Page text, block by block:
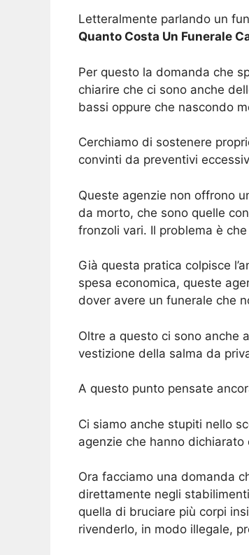
Letteralmente parlando un
Quanto Costa Un Funerale
Per questo la domanda che
chiarire che ci sono anche
bassi oppure che nascondo
Cerchiamo di sostenere
convinti da preventivi
Queste agenzie non offrono
da morto, che sono quelle
fronzoli vari. Il problema è
Già questa pratica colpisce
spesa economica, queste
dover avere un funerale che
Oltre a questo ci sono anche
vestizione della salma da
A questo punto pensate
Ci siamo anche stupiti nello
agenzie che hanno
Ora facciamo una domanda
direttamente negli
quella di bruciare più corpi
rivenderlo, in modo illegale,